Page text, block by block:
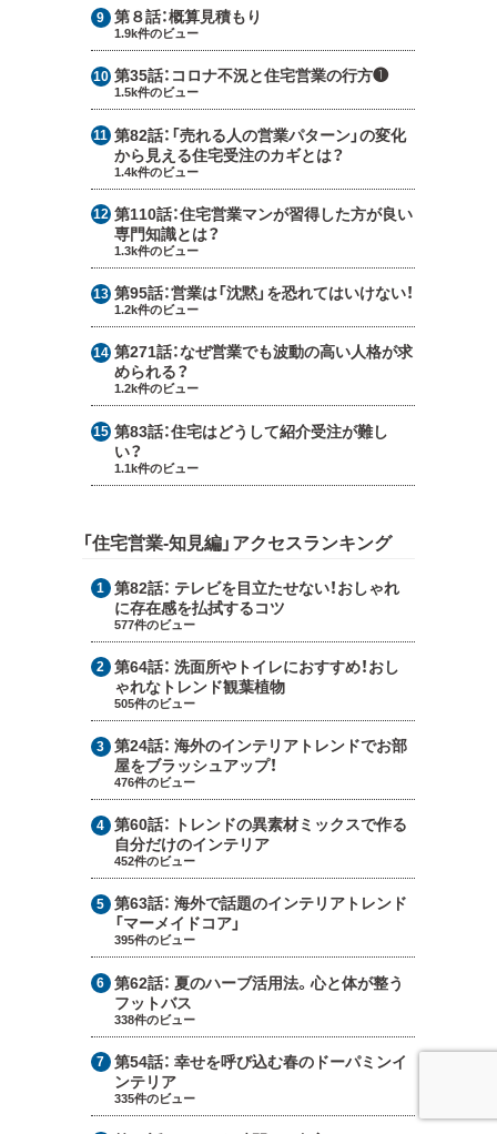
第８話：概算見積もり
1.9k件のビュー
第35話： コロナ不況と住宅営業の行方❶
1.5k件のビュー
第82話： 「売れる人の営業パターン」の変化
から見える住宅受注のカギとは？
1.4k件のビュー
第110話：住宅営業マンが習得した方が良い
専門知識とは？
1.3k件のビュー
第95話：営業は「沈黙」を恐れてはいけない！
1.2k件のビュー
第271話：なぜ営業でも波動の高い人格が求
められる？
1.2k件のビュー
第83話：住宅はどうして紹介受注が難し
い？
1.1k件のビュー
「住宅営業-知見編」アクセスランキング
第82話： テレビを目立たせない！おしゃれ
に存在感を払拭するコツ
577件のビュー
第64話：洗面所やトイレにおすすめ！おし
ゃれなトレンド観葉植物
505件のビュー
第24話：海外のインテリアトレンドでお部
屋をブラッシュアップ！
476件のビュー
第60話： トレンドの異素材ミックスで作る
自分だけのインテリア
452件のビュー
第63話：海外で話題のインテリアトレンド
「マーメイドコア」
395件のビュー
第62話：夏のハーブ活用法。心と体が整う
フットバス
338件のビュー
第54話：幸せを呼び込む春のドーパミンイ
ンテリア
335件のビュー